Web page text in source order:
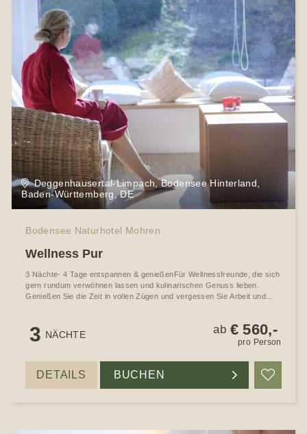
Deggenhausertal-Limpach, Bodensee Hinterland,
Baden-Württemberg, DE
Bodensee Naturhotel Mohren
Wellness Pur
3 Nächte- 4 Tage entspannen & genießenFür Wellnessfreunde, die sich
gern rundum verwöhnen lassen und kulinarischen Genuss lieben.
Genießen Sie die Zeit in vollen Zügen und vergessen Sie Arbeit und
3 NÄCHTE ab € 560,-
pro Person
DETAILS BUCHEN